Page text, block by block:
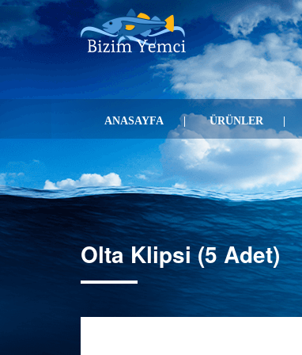
ANASAYFA ÜRÜNLER
Olta Klipsi (5 Adet)